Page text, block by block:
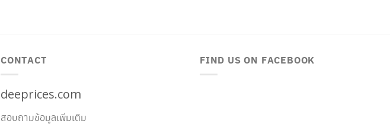
CONTACT
deeprices.com
สอบถามข้อมูลเพิ่มเติม
FIND US ON FACEBOOK